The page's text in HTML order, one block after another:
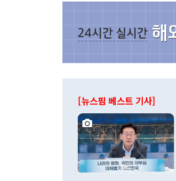
[뉴스핌 베스트 기사]